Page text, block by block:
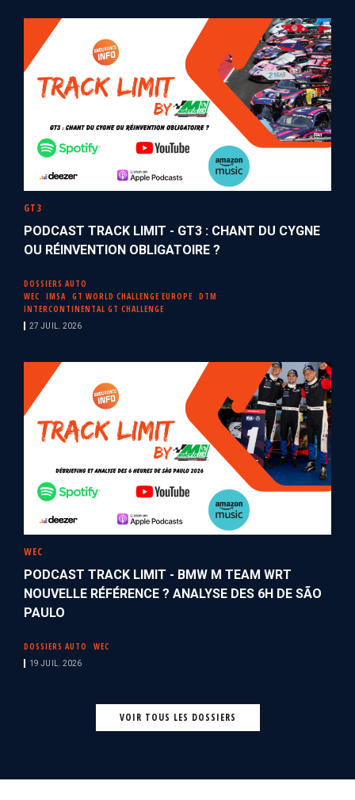
GT3
PODCAST TRACK LIMIT - GT3 : CHANT DU CYGNE
OU RÉINVENTION OBLIGATOIRE ?
DOSSIERS AUTO
WEC
IMSA GT WORLD CHALLENGE EUROPE
DTM
INTERCONTINENTAL GT CHALLENGE
27 JUIL. 2026
WEC
PODCAST TRACK LIMIT - BMW M TEAM WRT
NOUVELLE RÉFÉRENCE ? ANALYSE DES 6H DE SÃO
PAULO
DOSSIERS AUTO WEC
19 JUIL. 2026
VOIR TOUS LES DOSSIERS